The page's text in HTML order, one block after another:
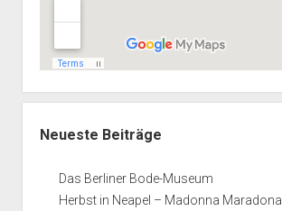
Neueste Beiträge
Das Berliner Bode-Museum
Herbst in Neapel – Madonna Maradona